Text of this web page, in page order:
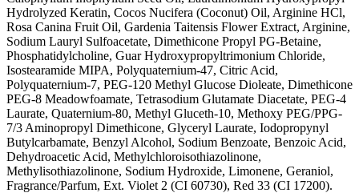
Hydrolyzed Keratin, Cocos Nucifera (Coconut) Oil, Arginine HCl,
Rosa Canina Fruit Oil, Gardenia Taitensis Flower Extract, Arginine,
Sodium Lauryl Sulfoacetate, Dimethicone Propyl PG-Betaine,
Phosphatidylcholine, Guar Hydroxypropyltrimonium Chloride,
Isostearamide MIPA, Polyquaternium-47, Citric Acid,
Polyquaternium-7, PEG-120 Methyl Glucose Dioleate, Dimethicone
PEG-8 Meadowfoamate, Tetrasodium Glutamate Diacetate, PEG-4
Laurate, Quaternium-80, Methyl Gluceth-10, Methoxy PEG/PPG-
7/3 Aminopropyl Dimethicone, Glyceryl Laurate, Iodopropynyl
Butylcarbamate, Benzyl Alcohol, Sodium Benzoate, Benzoic Acid,
Dehydroacetic Acid, Methylchloroisothiazolinone,
Methylisothiazolinone, Sodium Hydroxide, Limonene, Geraniol,
Fragrance/Parfum, Ext. Violet 2 (CI 60730), Red 33 (CI 17200).